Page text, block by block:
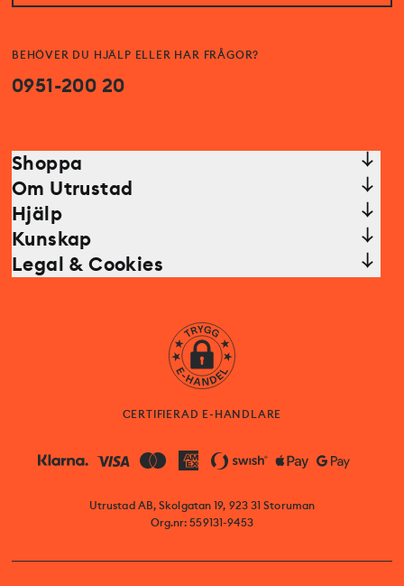
BEHÖVER DU HJÄLP ELLER HAR FRÅGOR?
0951-200 20
Shoppa
Om Utrustad
Hjälp
Kunskap
Legal & Cookies
CERTIFIERAD E-HANDLARE
Utrustad AB, Skolgatan 19, 923 31 Storuman
Org.nr: 559131-9453